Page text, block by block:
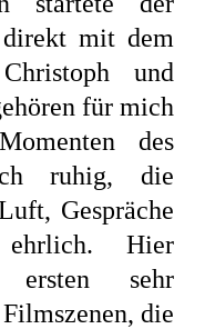
mit dem
und
für mich
des
ruhig, die
Gespräche
Hier
sehr
die